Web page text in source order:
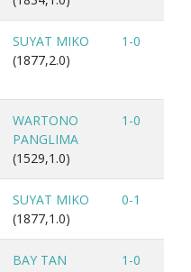
SUYAT MIKO
(1877,2.0)
1-0
WARTONO
PANGLIMA
(1529,1.0)
1-0
SUYAT MIKO
(1877,1.0)
0-1
BAY TAN
1-0